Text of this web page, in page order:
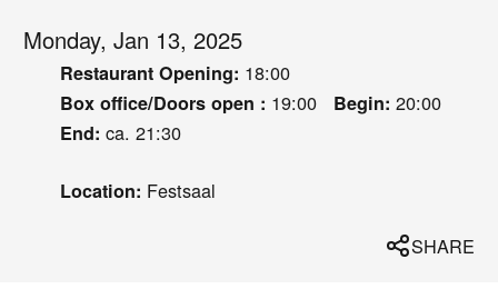
Monday, Jan 13, 2025
Restaurant Opening: 18:00
Box office/Doors open : 19:00 Begin: 20:00
End: ca. 21:30
Location: Festsaal
SHARE